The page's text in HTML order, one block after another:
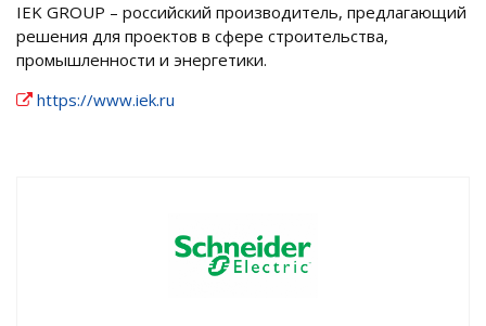
IEK GROUP – российский производитель, предлагающий
решения для проектов в сфере строительства,
промышленности и энергетики.
https://www.iek.ru